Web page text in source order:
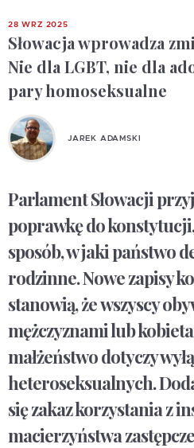
28 WRZ 2025
Słowacja wprowadza
Nie dla LGBT, nie dla
pary homoseksualne
JAREK ADAMSKI
Parlament Słowacji
poprawkę do
sposób, w jaki państwo
rodzinne. Nowe zapisy
stanowią, żewszyscy
mężczyznami lub
małżeństwo dotyczy
heteroseksualnych.
się zakaz korzystania z
macierzyństwa